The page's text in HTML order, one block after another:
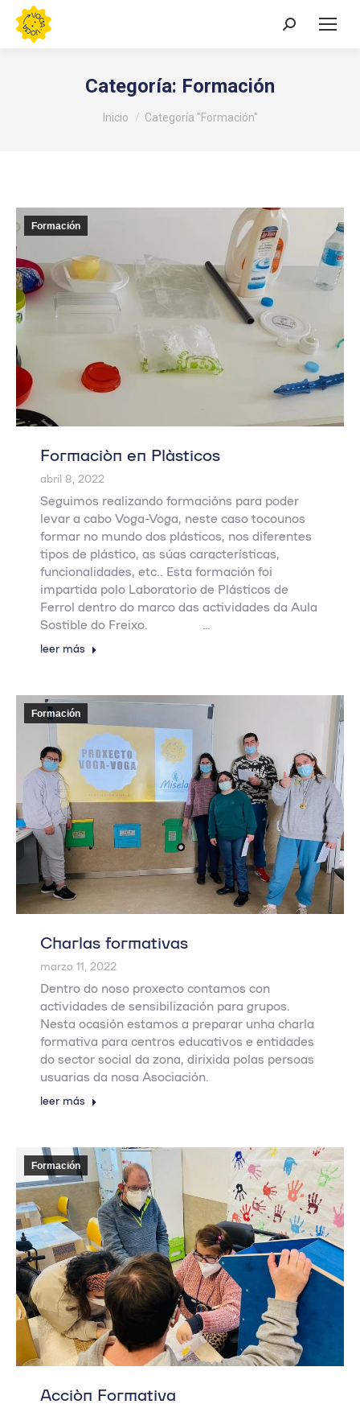
Buscar:
Categoría: Formación
Estás aquí:
Inicio Categoría "Formación"
Formación
Formación en Plásticos
abril 8, 2022
Seguimos realizando formacións para poder
levar a cabo Voga-Voga, neste caso tocounos
formar no mundo dos plásticos, nos diferentes
tipos de plástico, as súas características,
funcionalidades, etc.. Esta formación foi
impartida polo Laboratorio de Plásticos de
Ferrol dentro do marco das actividades da Aula
Sostible do Freixo. …
leer más
Formación
Charlas formativas
marzo 11, 2022
Dentro do noso proxecto contamos con
actividades de sensibilización para grupos.
Nesta ocasión estamos a preparar unha charla
formativa para centros educativos e entidades
do sector social da zona, dirixida polas persoas
usuarias da nosa Asociación.
leer más
Formación
Acción Formativa